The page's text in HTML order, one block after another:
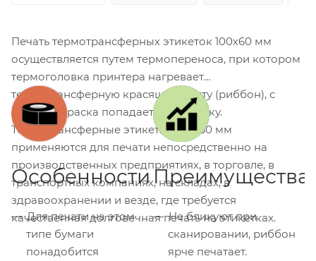
Печать термотрансферных этикеток 100х60 мм
осуществляется путем термопереноса, при котором
термоголовка принтера нагревает
термотрансферную красящую ленту (риббон), с
которой краска попадает на этикетку.
Термотрансферные этикетки 100x60 мм
применяются для печати непосредственно на
производственных предприятиях, в торговле, в
транспортных компаниях, на складах, в
здравоохранении и везде, где требуется
качественная долговечная печать на этикетках.
Особенности
Для печати на этом
типе бумаги
понадобится
Преимущества
Не бликуют при
сканировании, риббон
ярче печатает.